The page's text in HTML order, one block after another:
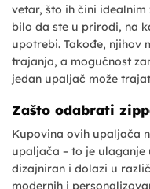
vetar, što ih čini
bilo da ste u prirodi, na
upotrebi. Takođe, njihov
trajanja, a mogućnost
jedan upaljač može
Zašto odabrati
Kupovina ovih upaljača
upaljača – to je
dizajniran i dolazi u
modernih i